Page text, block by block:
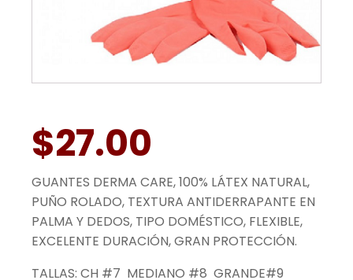
$27.00
GUANTES DERMA CARE, 100% LÁTEX NATURAL,
PUÑO ROLADO, TEXTURA ANTIDERRAPANTE EN
PALMA Y DEDOS, TIPO DOMÉSTICO, FLEXIBLE,
EXCELENTE DURACIÓN, GRAN PROTECCIÓN.
TALLAS: CH #7 MEDIANO #8 GRANDE#9